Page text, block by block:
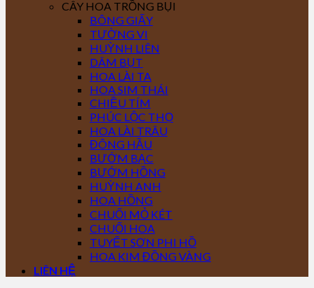
CÂY HOA TRỒNG BỤI
BÔNG GIẤY
TƯỜNG VI
HUỲNH LIÊN
DÂM BỤT
HOA LÀI TA
HOA SIM THÁI
CHIỀU TÍM
PHÚC LỘC THỌ
HOA LÀI TRÂU
ĐÔNG HẦU
BƯỚM BẠC
BƯỚM HỒNG
HUỲNH ANH
HOA HỒNG
CHUỐI MỎ KÉT
CHUỐI HOA
TUYẾT SƠN PHI HỒ
HOA KIM ĐỒNG VÀNG
LIÊN HỆ